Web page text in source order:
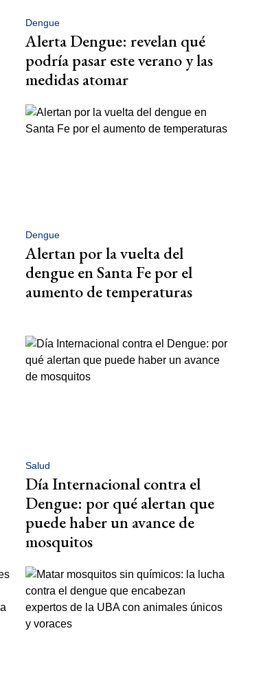
Dengue
Alerta Dengue: revelan qué
podría pasar este verano y las
medidas atomar
Dengue
Alertan por la vuelta del
dengue en Santa Fe por el
aumento de temperaturas
Salud
Día Internacional contra el
Dengue: por qué alertan que
puede haber un avance de
mosquitos